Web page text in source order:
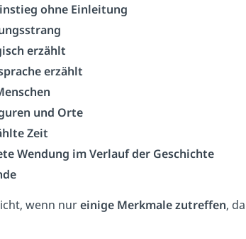
ohne Einleitung
erzählt
erzählt
und Orte
Zeit
Wendung im Verlauf der Geschichte
wenn nureinige Merkmale zutreffen,